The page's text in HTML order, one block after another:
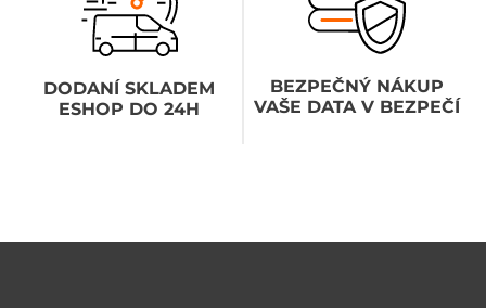
DODANÍ SKLADEM
ESHOP DO 24H
BEZPEČNÝ NÁKUP
VAŠE DATA V BEZPEČÍ